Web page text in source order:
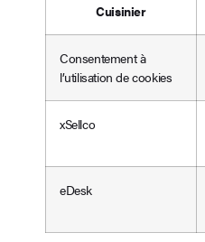
Cuisinier
Consentement à
l’utilisation de cookies
xSellco
eDesk